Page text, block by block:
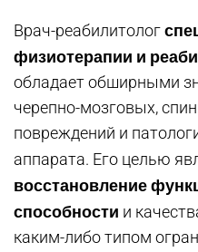
Врач-реабилитолог
физиотерапии и
обладает обширными
черепно-мозговых,
повреждений и
аппарата. Его целью
восстановление
способности и
каким-либо типом